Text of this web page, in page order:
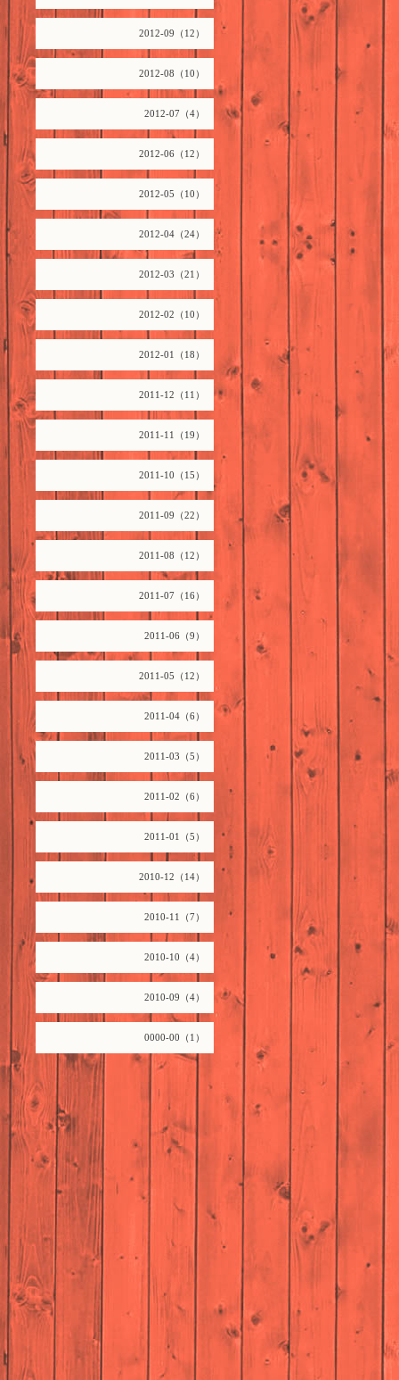
2012-09（12）
2012-08（10）
2012-07（4）
2012-06（12）
2012-05（10）
2012-04（24）
2012-03（21）
2012-02（10）
2012-01（18）
2011-12（11）
2011-11（19）
2011-10（15）
2011-09（22）
2011-08（12）
2011-07（16）
2011-06（9）
2011-05（12）
2011-04（6）
2011-03（5）
2011-02（6）
2011-01（5）
2010-12（14）
2010-11（7）
2010-10（4）
2010-09（4）
0000-00（1）